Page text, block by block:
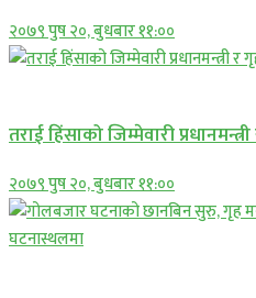
२०७९ पुष २०, बुधबार ११:००
तराई हिंसाको जिम्मेवारी
२०७९ पुष २०, बुधबार ११:००